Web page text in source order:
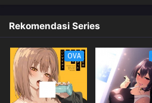
Rekomendasi Series
OVA